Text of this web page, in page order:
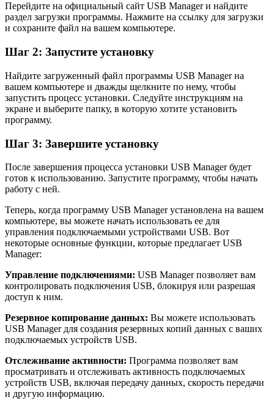
Перейдите на официальный сайт USB Manager и найдите
раздел загрузки программы. Нажмите на ссылку для загрузки
и сохраните файл на вашем компьютере.
Шаг 2: Запустите установку
Найдите загруженный файл программы USB Manager на
вашем компьютере и дважды щелкните по нему, чтобы
запустить процесс установки. Следуйте инструкциям на
экране и выберите папку, в которую хотите установить
программу.
Шаг 3: Завершите установку
После завершения процесса установки USB Manager будет
готов к использованию. Запустите программу, чтобы начать
работу с ней.
Теперь, когда программу USB Manager установлена на вашем
компьютере, вы можете начать использовать ее для
управления подключаемыми устройствами USB. Вот
некоторые основные функции, которые предлагает USB
Manager:
Управление подключениями: USB Manager позволяет вам
контролировать подключения USB, блокируя или разрешая
доступ к ним.
Резервное копирование данных: Вы можете использовать
USB Manager для создания резервных копий данных с ваших
подключаемых устройств USB.
Отслеживание активности: Программа позволяет вам
просматривать и отслеживать активность подключаемых
устройств USB, включая передачу данных, скорость передачи
и другую информацию.